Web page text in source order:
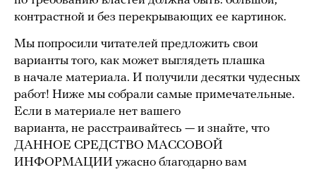
контрастной и без перекрывающих ее картинок.
Мы попросили читателей предложить свои
варианты того, как может выглядеть плашка
в начале материала. И получили десятки чудесных
работ! Ниже мы собрали самые примечательные.
Если в материале нет вашего
варианта, не расстраивайтесь — и знайте, что
ДАННОЕ СРЕДСТВО МАССОВОЙ
ИНФОРМАЦИИ ужасно благодарно вам